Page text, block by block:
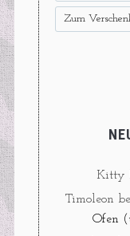
Zum
Kitty
Timoleon
Ofen